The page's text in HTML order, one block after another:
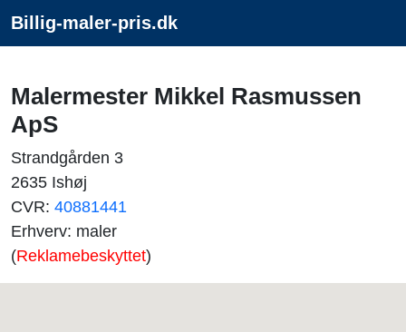
Billig-maler-pris.dk
Malermester Mikkel Rasmussen
ApS
Strandgården 3
2635 Ishøj
CVR: 40881441
Erhverv: maler
(Reklamebeskyttet)